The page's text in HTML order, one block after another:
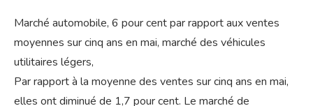
Marché automobile, 6 pour cent par rapport aux ventes
moyennes sur cinq ans en mai, marché des véhicules
utilitaires légers,
Par rapport à la moyenne des ventes sur cinq ans en mai,
elles ont diminué de 1,7 pour cent. Le marché de